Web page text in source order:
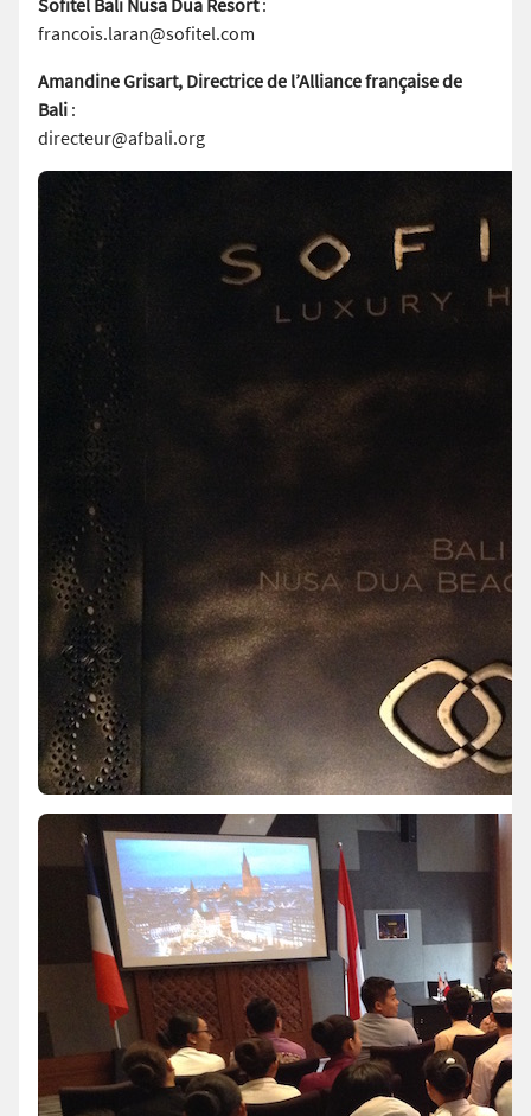
francois.laran@sofitel.com
Amandine Grisart, Directrice de l’Alliance française de
Bali :
directeur@afbali.org